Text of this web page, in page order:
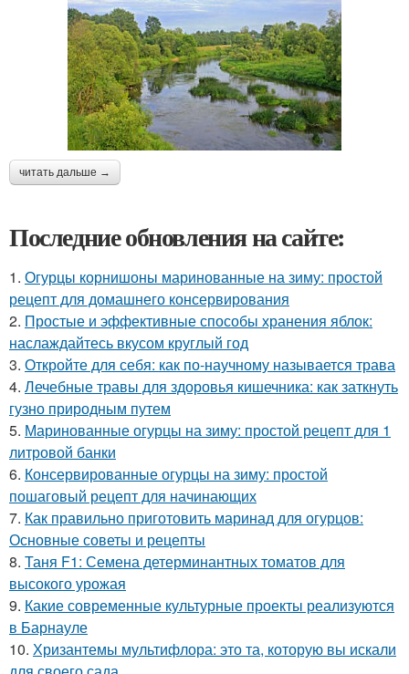
читать дальше →
Последние обновления на сайте:
1. Огурцы корнишоны маринованные на зиму: простой
рецепт для домашнего консервирования
2. Простые и эффективные способы хранения яблок:
наслаждайтесь вкусом круглый год
3. Откройте для себя: как по-научному называется трава
4. Лечебные травы для здоровья кишечника: как заткнуть
гузно природным путем
5. Маринованные огурцы на зиму: простой рецепт для 1
литровой банки
6. Консервированные огурцы на зиму: простой
пошаговый рецепт для начинающих
7. Как правильно приготовить маринад для огурцов:
Основные советы и рецепты
8. Таня F1: Семена детерминантных томатов для
высокого урожая
9. Какие современные культурные проекты реализуются
в Барнауле
10. Хризантемы мультифлора: это та, которую вы искали